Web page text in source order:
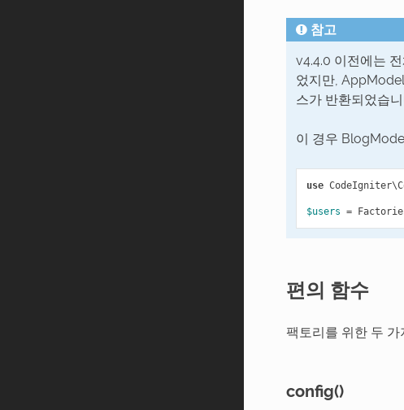
참고
v4.4.0 이전에는
었지만,
스가 반환되었습
이 경우
use
$users =
편의 함수
팩토리를 위한 두
config()